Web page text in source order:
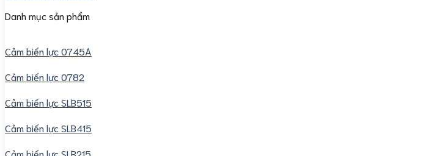
Danh mục sản phẩm
Cảm biến lực 0745A
Cảm biến lực 0782
Cảm biến lực SLB515
Cảm biến lực SLB415
Cảm biến lực SLB215